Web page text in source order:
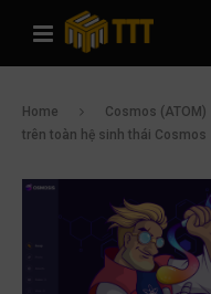
Home Cosmos (ATOM)
trên toàn hệ sinh thái Cosmos